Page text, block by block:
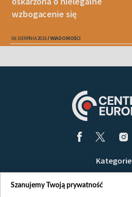
wzbogacenie się
06 SIERPNIA 2026 WIADOMOŚCI
Kategorie
Szanujemy Twoją prywatność